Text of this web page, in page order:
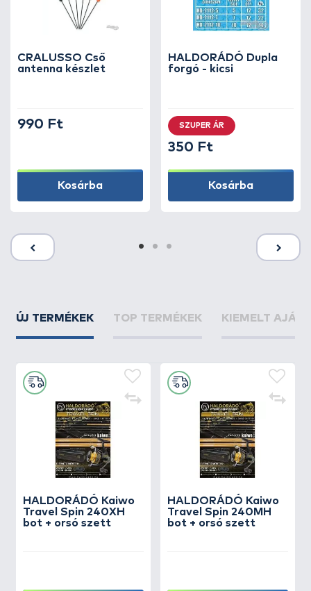
CRALUSSO Cső
antenna készlet
990 Ft
Kosárba
HALDORÁDÓ Dupla
forgó - kicsi
SZUPER ÁR
350 Ft
Kosárba
ÚJ TERMÉKEK TOP TERMÉKEK KIEMELT
HALDORÁDÓ Kaiwo
Travel Spin 240XH
bot + orsó szett
HALDORÁDÓ Kaiwo
Travel Spin 240MH
bot + orsó szett